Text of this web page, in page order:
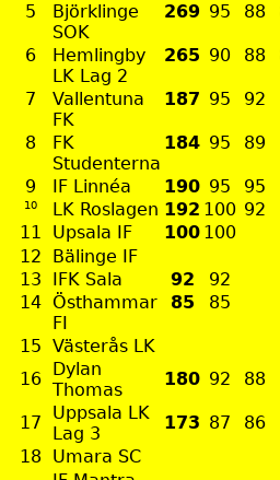
5
Björklinge
SOK
269 95 88
6
Hemlingby
LK Lag 2
265 90 88
7
Vallentuna
FK
187 95 92
8
FK
Studenterna
184 95 89
9 IF Linnéa 190 95 95
10 LK Roslagen 192 100 92
11
Upsala IF 100 100
12
Bälinge IF
13
IFK Sala 92
92
14
Östhammar
FI
85 85
15 Västerås LK
16
Dylan
Thomas
180 92 88
17
Uppsala LK
Lag 3
173 87
86
18
Umara SC